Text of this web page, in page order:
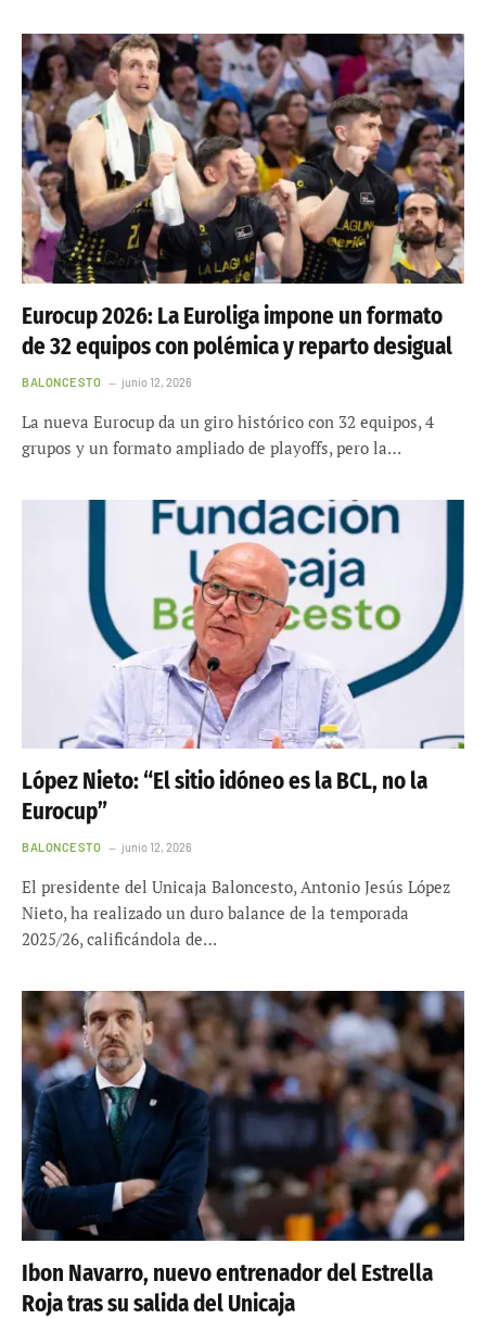
Eurocup 2026: La Euroliga impone un formato
de 32 equipos con polémica y reparto desigual
BALONCESTO junio 12, 2026
La nueva Eurocup da un giro histórico con 32 equipos, 4
grupos y un formato ampliado de playoffs, pero la…
López Nieto: “El sitio idóneo es la BCL, no la
Eurocup”
BALONCESTO junio 12, 2026
El presidente del Unicaja Baloncesto, Antonio Jesús López
Nieto, ha realizado un duro balance de la temporada
2025/26, calificándola de…
Ibon Navarro, nuevo entrenador del Estrella
Roja tras su salida del Unicaja